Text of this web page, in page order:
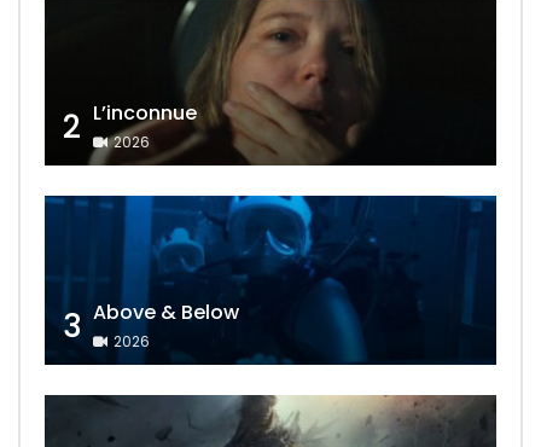
2 L’inconnue
2026
3 Above & Below
2026